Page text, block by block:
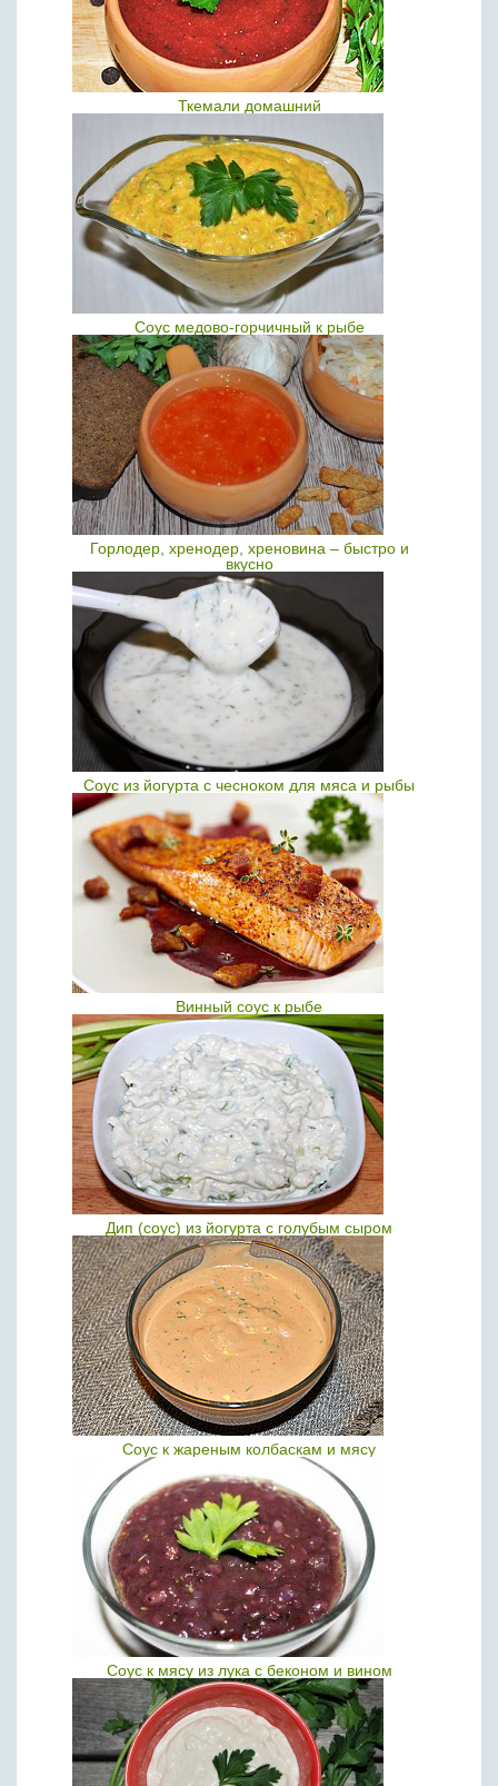
Ткемали домашний
Соус медово-горчичный к рыбе
Горлодер, хренодер, хреновина – быстро и
вкусно
Соус из йогурта с чесноком для мяса и рыбы
Винный соус к рыбе
Дип (соус) из йогурта с голубым сыром
Соус к жареным колбаскам и мясу
Соус к мясу из лука с беконом и вином